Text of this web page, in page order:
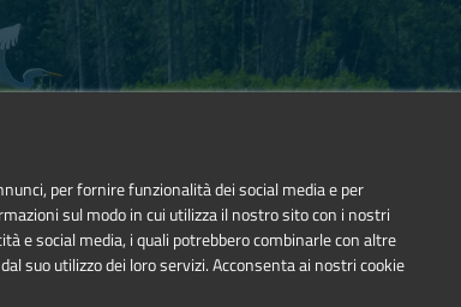
per fornire funzionalità dei social media e per
sul modo in cui utilizza il nostro sito con i nostri
e social media, i quali potrebbero combinarle con altre
suo utilizzo dei loro servizi. Acconsenta ai nostri cookie